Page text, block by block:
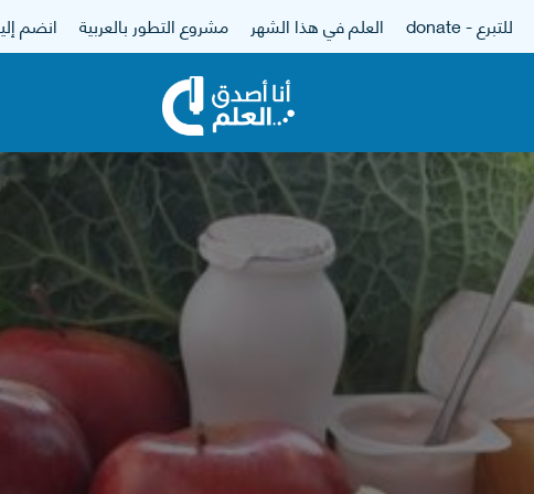
للتبرع - donate العلم في هذا الشهر مشروع التطور بالعربية انضم